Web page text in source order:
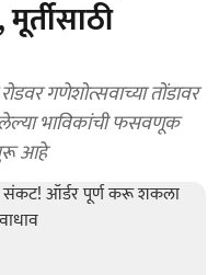
गणेशोत्सवाच्या तोंडावर
भाविकांची फसवणूक
आहे